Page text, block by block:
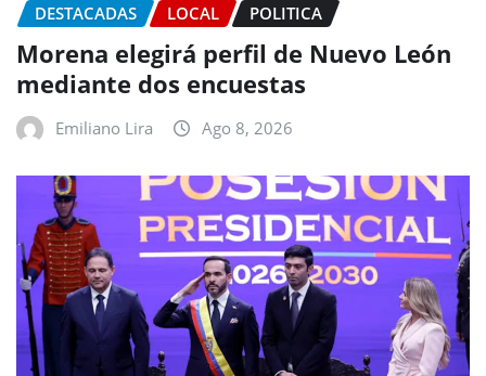
DESTACADAS LOCAL POLITICA
Morena elegirá perfil de Nuevo León
mediante dos encuestas
Emiliano Lira Ago 8, 2026